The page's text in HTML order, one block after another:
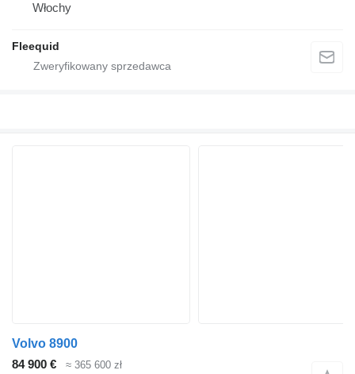
Włochy
Fleequid
Volvo 8900
84 900 €
≈ 365 600 zł